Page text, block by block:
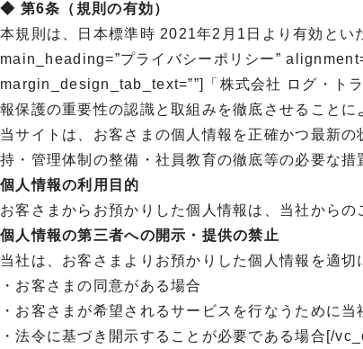
◆ 第6条（規則の有効）
本規則は、日本標準時 2021年2月1日より有効
main_heading=”プライバシーポリシー”
margin_design_tab_text=””]「株式会社 ログ・ト
報保護の重要性の認識と取組みを徹底させること
当サイトは、お客さまの個人情報を正確かつ最新
持・管理体制の整備・社員教育の徹底等の必要な
個人情報の利用目的
お客さまからお預かりした個人情報は、当社から
個人情報の第三者への開示・提供の禁止
当社は、お客さまよりお預かりした個人情報を適
・お客さまの同意がある場合
・お客さまが希望されるサービスを行なうために
・法令に基づき開示することが必要である場合[/